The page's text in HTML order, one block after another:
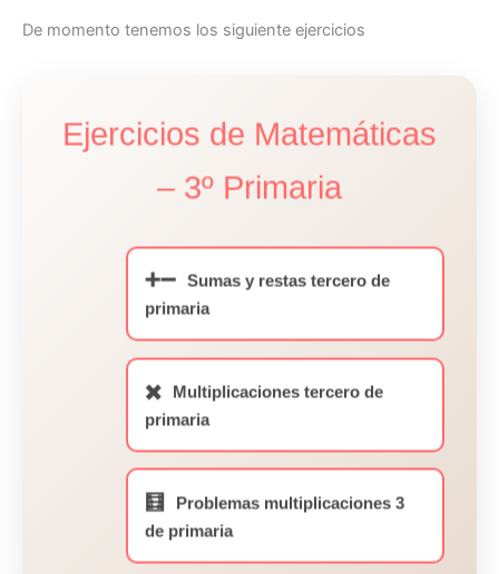
De momento tenemos los siguiente ejercicios
Ejercicios de Matemáticas
– 3º Primaria
➕➖
Sumas y restas tercero de
primaria
✖️
Multiplicaciones tercero de
primaria
🧮
Problemas multiplicaciones 3
de primaria